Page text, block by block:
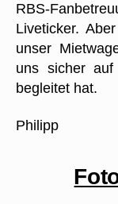
RBS-
Liveticker.
unser
uns sicher auf
begleitet hat.
Philipp